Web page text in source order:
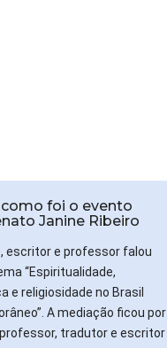
foi o evento
Janine Ribeiro
escritor e professor falou
“Espiritualidade,
e religiosidade no Brasil
A mediação ficou por
tradutor e escritor